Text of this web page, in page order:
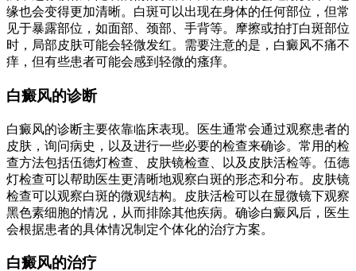
缘也会变得更加清晰。白斑可以出现在身体的任何部位，但常
见于暴露部位，如面部、颈部、手背等。摩擦或拍打白斑部位
时，局部皮肤可能会轻微发红。需要注意的是，白癜风不痛不
痒，但有些患者可能会感到轻微的瘙痒。
白癜风的诊断
白癜风的诊断主要依靠临床表现。医生通常会通过观察患者的
皮肤，询问病史，以及进行一些必要的检查来确诊。常用的检
查方法包括伍德灯检查、皮肤镜检查、以及皮肤活检等。伍德
灯检查可以帮助医生更清晰地观察白斑的形态和分布。皮肤镜
检查可以观察白斑的微观结构。皮肤活检可以在显微镜下观察
黑色素细胞的情况，从而排除其他疾病。确诊白癜风后，医生
会根据患者的具体情况制定个体化的治疗方案。
白癜风的治疗